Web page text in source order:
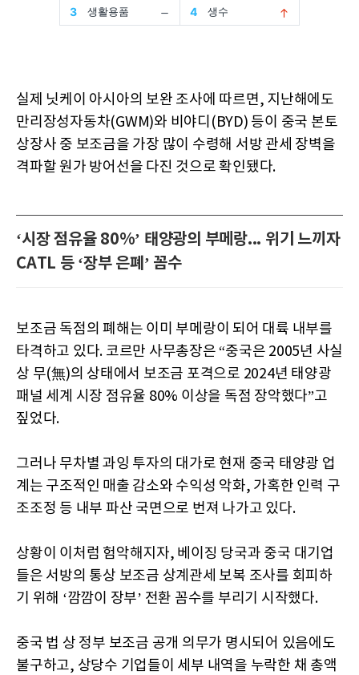
실제 닛케이 아시아의 보완 조사에 따르면, 지난해에도
만리장성자동차(GWM)와 비야디(BYD) 등이 중국 본토
상장사 중 보조금을 가장 많이 수령해 서방 관세 장벽을
격파할 원가 방어선을 다진 것으로 확인됐다.
‘시장 점유율 80%’ 태양광의 부메랑... 위기 느끼자
CATL 등 ‘장부 은폐’ 꼼수
보조금 독점의 폐해는 이미 부메랑이 되어 대륙 내부를
타격하고 있다. 코르만 사무총장은 “중국은 2005년 사실
상 무(無)의 상태에서 보조금 포격으로 2024년 태양광
패널 세계 시장 점유율 80% 이상을 독점 장악했다”고
짚었다.
그러나 무차별 과잉 투자의 대가로 현재 중국 태양광 업
계는 구조적인 매출 감소와 수익성 악화, 가혹한 인력 구
조조정 등 내부 파산 국면으로 번져 나가고 있다.
상황이 이처럼 험악해지자, 베이징 당국과 중국 대기업
들은 서방의 통상 보조금 상계관세 보복 조사를 회피하
기 위해 ‘깜깜이 장부’ 전환 꼼수를 부리기 시작했다.
중국 법 상 정부 보조금 공개 의무가 명시되어 있음에도
불구하고, 상당수 기업들이 세부 내역을 누락한 채 총액